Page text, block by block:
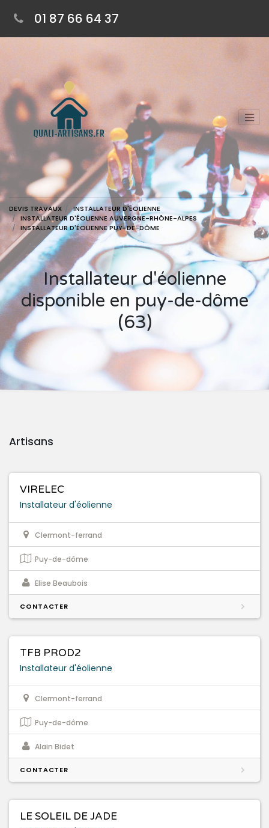
01 87 66 64 37
DEVIS TRAVAUX
INSTALLATEUR D'ÉOLIENNE
INSTALLATEUR D'ÉOLIENNE AUVERGNE-RHÔNE-ALPES
INSTALLATEUR D'ÉOLIENNE PUY-DE-DÔME
Installateur d'éolienne
disponible en puy-de-dôme
(63)
Artisans
VIRELEC
Installateur d'éolienne
Clermont-ferrand
Puy-de-dôme
Elise Beaubois
CONTACTER
TFB PROD2
Installateur d'éolienne
Clermont-ferrand
Puy-de-dôme
Alain Bidet
CONTACTER
LE SOLEIL DE JADE